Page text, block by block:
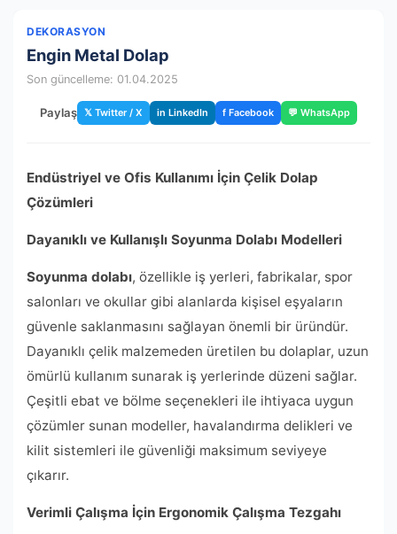
DEKORASYON
Engin Metal Dolap
Son güncelleme: 01.04.2025
Paylaş 𝕏 Twitter / X in LinkedIn f Facebook 💬 WhatsApp
Endüstriyel ve Ofis Kullanımı İçin Çelik Dolap
Çözümleri
Dayanıklı ve Kullanışlı Soyunma Dolabı Modelleri
Soyunma dolabı, özellikle iş yerleri, fabrikalar, spor
salonları ve okullar gibi alanlarda kişisel eşyaların
güvenle saklanmasını sağlayan önemli bir üründür.
Dayanıklı çelik malzemeden üretilen bu dolaplar, uzun
ömürlü kullanım sunarak iş yerlerinde düzeni sağlar.
Çeşitli ebat ve bölme seçenekleri ile ihtiyaca uygun
çözümler sunan modeller, havalandırma delikleri ve
kilit sistemleri ile güvenliği maksimum seviyeye
çıkarır.
Verimli Çalışma İçin Ergonomik Çalışma Tezgahı